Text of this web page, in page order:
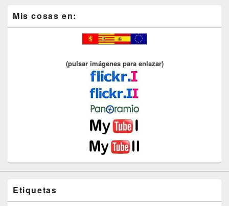
Mis cosas en:
(pulsar imágenes para enlazar)
Etiquetas